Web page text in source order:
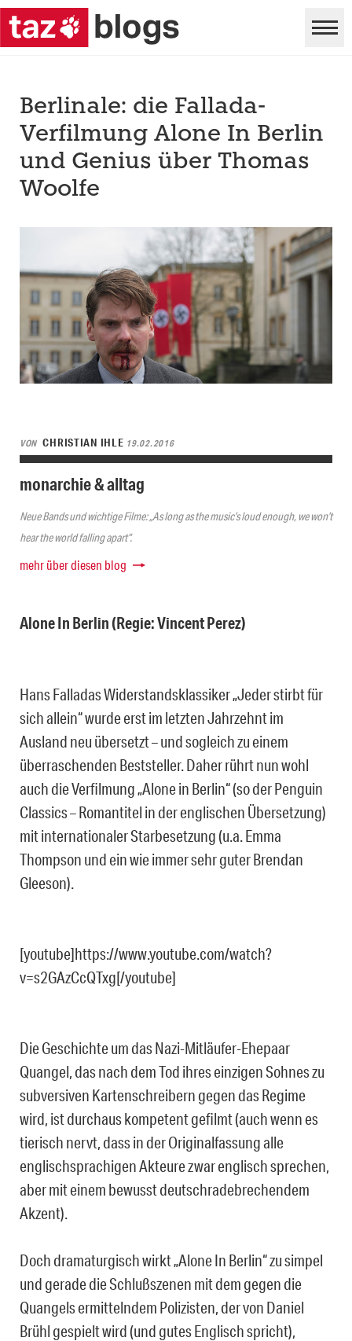
Berlinale: die Fallada-
Verfilmung Alone In Berlin
und Genius über Thomas
Woolfe
VON CHRISTIAN IHLE 19.02.2016
monarchie & alltag
Neue Bands und wichtige Filme: „As long as the music’s loud enough, we won’t
hear the world falling apart“.
mehr über diesen blog
Alone In Berlin (Regie: Vincent Perez)
Hans Falladas Widerstandsklassiker „Jeder stirbt für
sich allein“ wurde erst im letzten Jahrzehnt im
Ausland neu übersetzt – und sogleich zu einem
überraschenden Beststeller. Daher rührt nun wohl
auch die Verfilmung „Alone in Berlin“ (so der Penguin
Classics – Romantitel in der englischen Übersetzung)
mit internationaler Starbesetzung (u.a. Emma
Thompson und ein wie immer sehr guter Brendan
Gleeson).
[youtube]https://www.youtube.com/watch?
v=s2GAzCcQTxg[/youtube]
Die Geschichte um das Nazi-Mitläufer-Ehepaar
Quangel, das nach dem Tod ihres einzigen Sohnes zu
subversiven Kartenschreibern gegen das Regime
wird, ist durchaus kompetent gefilmt (auch wenn es
tierisch nervt, dass in der Originalfassung alle
englischsprachigen Akteure zwar englisch sprechen,
aber mit einem bewusst deutschradebrechendem
Akzent).
Doch dramaturgisch wirkt „Alone In Berlin“ zu simpel
und gerade die Schlußszenen mit dem gegen die
Quangels ermittelndem Polizisten, der von Daniel
Brühl gespielt wird (und gutes Englisch spricht),